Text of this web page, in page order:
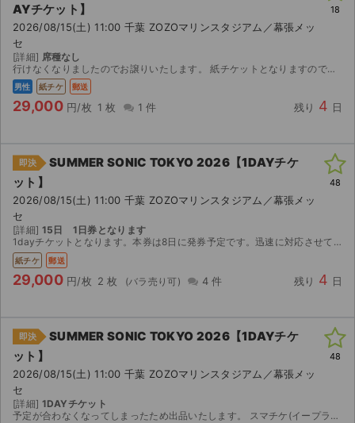
AYチケット】
2026/08/15(土) 11:00 千葉 ZOZOマリンスタジアム／幕張メッ
セ
[詳細] 席種なし
行けなくなりましたのでお譲りいたします。 紙チケットとなりますので速達にて迅速に対応いたします。 ご不明な点はお問い合わせください。
男性 紙チケ 郵送
29,000 円/枚 1 枚 1 件 残り 4 日
18
即決
SUMMER SONIC TOKYO 2026【1DAYチケ
ット】
2026/08/15(土) 11:00 千葉 ZOZOマリンスタジアム／幕張メッ
セ
[詳細] 15日 1日券となります
1dayチケットとなります。本券は8日に発券予定です。迅速に対応させていただきますが、台風等の郵送トラブルも想定されますので、関東圏の方の購入を希望致します。レターパックにて発送です。宜しくお願...
紙チケ 郵送
29,000 円/枚 2 枚 4 件 残り 4 日
48
即決
SUMMER SONIC TOKYO 2026【1DAYチケ
ット】
2026/08/15(土) 11:00 千葉 ZOZOマリンスタジアム／幕張メッ
セ
[詳細] 1DAYチケット
予定が合わなくなってしまったため出品いたします。 スマチケ(イープラス)を使用します。アプリ上でお渡ししますので、アプリのダウンロードをお願いします。取引連絡にてメールアドレスをご教示ください...
48